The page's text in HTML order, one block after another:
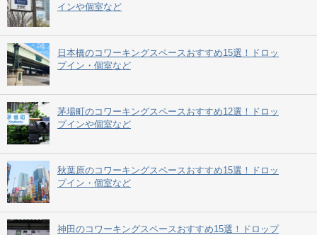
インや個室など
日本橋のコワーキングスペースおすすめ15選！ドロッ
プイン・個室など
茅場町のコワーキングスペースおすすめ12選！ドロッ
プインや個室など
秋葉原のコワーキングスペースおすすめ15選！ドロッ
プイン・個室など
神田のコワーキングスペースおすすめ15選！ドロップ